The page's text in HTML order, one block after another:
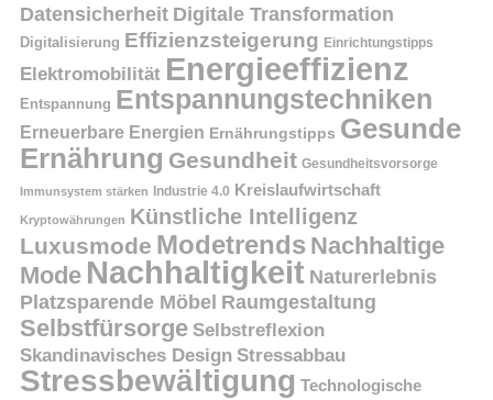
Datensicherheit Digitale Transformation
Digitalisierung Effizienzsteigerung Einrichtungstipps
Elektromobilität Energieeffizienz
Entspannung Entspannungstechniken
Erneuerbare Energien Ernährungstipps Gesunde
Ernährung Gesundheit Gesundheitsvorsorge
Immunsystem stärken Industrie 4.0 Kreislaufwirtschaft
Kryptowährungen Künstliche Intelligenz
Luxusmode Modetrends Nachhaltige
Mode Nachhaltigkeit Naturerlebnis
Platzsparende Möbel Raumgestaltung
Selbstfürsorge Selbstreflexion
Skandinavisches Design Stressabbau
Stressbewältigung Technologische